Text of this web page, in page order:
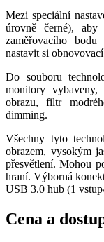
Mezi speciální
úrovně černé),
zaměřovacího
nastavit si
Do souboru
monitory
obrazu, filtr
dimming.
Všechny tyto
obrazem, vysokým
přesvětlení. Mohou
hraní. Výborná
USB 3.0 hub (1
Cena a